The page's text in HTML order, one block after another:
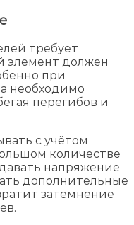
требует
элемент должен
при
необходимо
перегибов и
с учётом
количестве
напряжение
дополнительные
затемнение